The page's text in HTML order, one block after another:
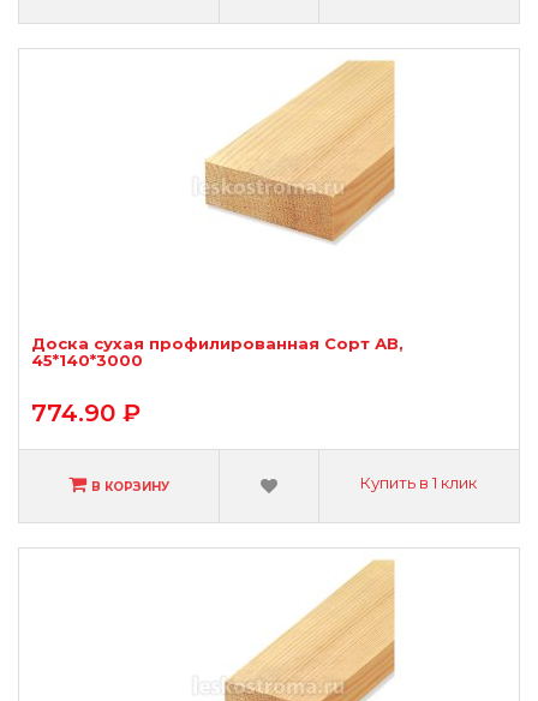
Доска сухая профилированная Сорт АВ,
45*140*3000
774.90 ₽
В КОРЗИНУ Купить в 1 клик